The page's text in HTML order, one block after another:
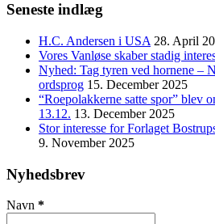
Seneste indlæg
H.C. Andersen i USA 28. April
Vores Vanløse skaber stadig
Nyhed: Tag tyren ved hornene –
ordsprog 15. December 2025
“Roepolakkerne satte spor” blev
13.12. 13. December 2025
Stor interesse for Forlaget
9. November 2025
Nyhedsbrev
Navn *